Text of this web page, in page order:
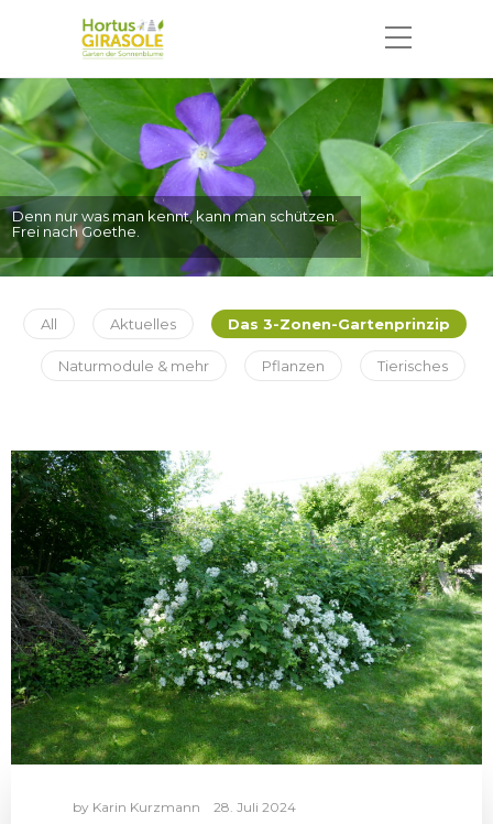
Der größte Glückspilz ist derjenige,
der das kleine Glück erkennt.
All Aktuelles Das 3-Zonen-Gartenprinzip
Naturmodule & mehr Pflanzen Tierisches
by Karin Kurzmann 28. Juli 2024